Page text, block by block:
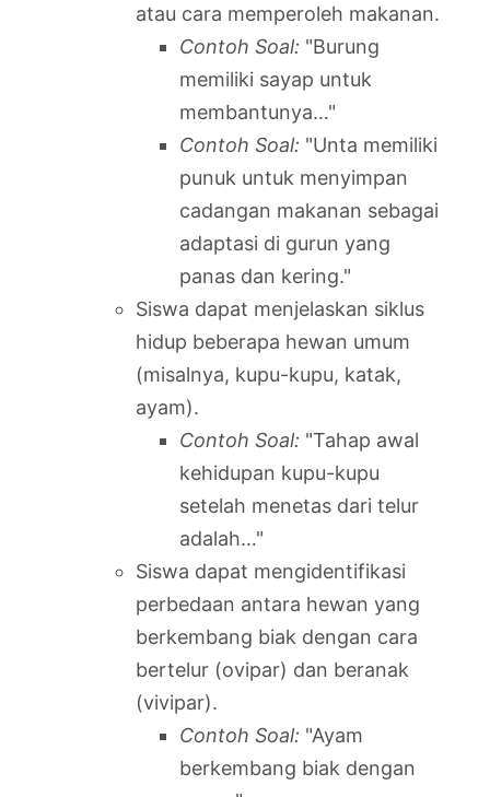
atau cara memperoleh makanan.
Contoh Soal: "Burung
memiliki sayap untuk
membantunya…"
Contoh Soal: "Unta memiliki
punuk untuk menyimpan
cadangan makanan sebagai
adaptasi di gurun yang
panas dan kering."
Siswa dapat menjelaskan siklus
hidup beberapa hewan umum
(misalnya, kupu-kupu, katak,
ayam).
Contoh Soal: "Tahap awal
kehidupan kupu-kupu
setelah menetas dari telur
adalah…"
Siswa dapat mengidentifikasi
perbedaan antara hewan yang
berkembang biak dengan cara
bertelur (ovipar) dan beranak
(vivipar).
Contoh Soal: "Ayam
berkembang biak dengan